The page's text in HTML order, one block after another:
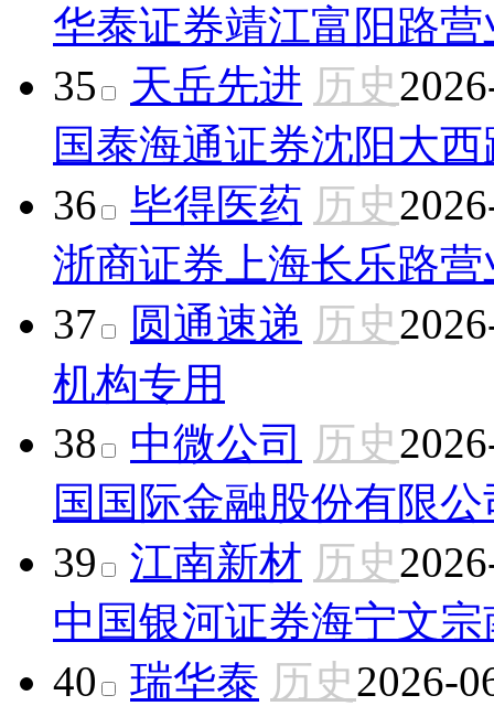
华泰证券靖江富阳路营
35
天岳先进 历史
国泰海通证券沈阳大
36
毕得医药 历史
浙商证券上海长乐路营
37
圆通速递 历史
机构专用
38
中微公司 历史
国国际金融股份有限
39
江南新材 历史
中国银河证券海宁文
40
瑞华泰 历史2026-